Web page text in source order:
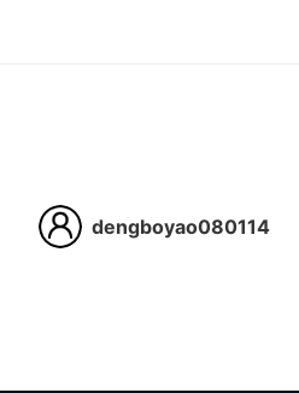
dengboyao080114